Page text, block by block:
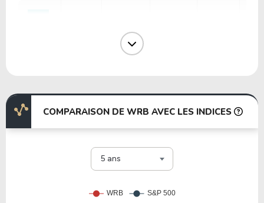
3.70 0.47 12.82%
COMPARAISON DE WRB AVEC LES INDICES
5 ans